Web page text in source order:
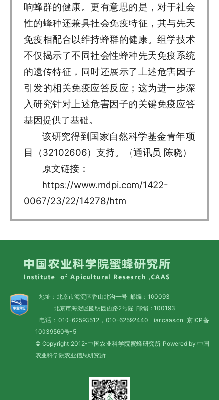
响蜂群的健康。更有意思的是，对于社会
性的蜂种还兼具社会免疫特征，其与先天
免疫相配合以维持蜂群的健康。组学技术
不仅揭示了不同社会性蜂种先天免疫系统
的遗传特征，同时还展示了上述危害因子
引发的相关免疫应答反应；这为进一步深
入研究针对上述危害因子的关键免疫应答
基因提供了基础。
该研究得到国家自然科学基金青年项
目（32102606）支持。（通讯员 陈晓）
原文链接：
https://www.mdpi.com/1422-
0067/23/22/14278/htm
地址：北京市海淀区香山北沟一号 邮编：100093
北京市海淀区圆明园西路2号院 邮编：100193
电话：010-62593512，010-62592440 iar.caas.cn 京ICP备
10039560号-5
© Copyright 2012-中国农业科学院蜜蜂研究所 Powered by 中国
农业科学院农业信息研究所